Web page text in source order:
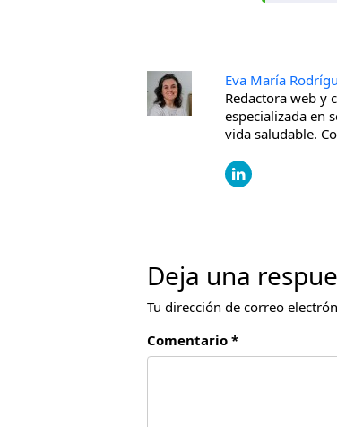
Eva María
Redactora web y
especializada en
vida saludable.
Deja una
Tu dirección de correo
Comentario *